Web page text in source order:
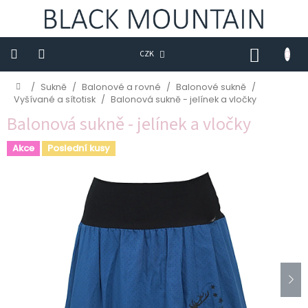
CZK
KOŠÍK
Novinky
M
Trička
Domů
/ Sukně / Balonové a rovné / Balonové sukně /
Vyšívané a sítotisk / Balonová sukně - jelínek a vločky
Balonová sukně - jelínek a vločky
Akce Poslední kusy